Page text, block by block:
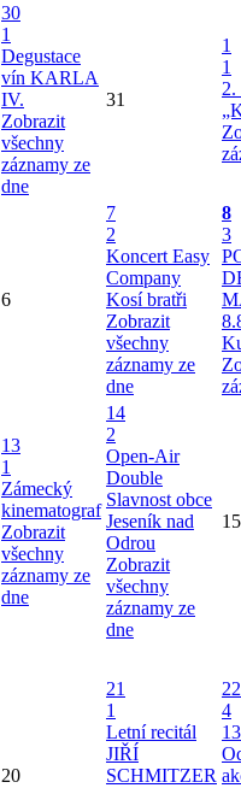
30
1
Degustace
vín KARLA
IV.
Zobrazit
všechny
záznamy ze
dne
31
1
1
2.
6
7
2
Koncert Easy
Company
Kosí bratři
Zobrazit
všechny
záznamy ze
dne
8
3
13
1
Zámecký
kinematograf
Zobrazit
všechny
záznamy ze
dne
14
2
Open-Air
Double
Slavnost obce
Jeseník nad
Odrou
Zobrazit
všechny
záznamy ze
dne
15
20
21
1
Letní recitál
JIŘÍ
SCHMITZER
22
4